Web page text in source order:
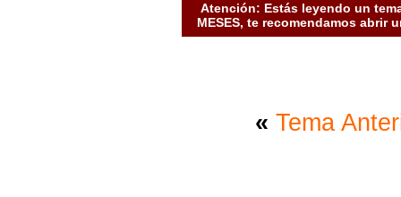
Atención: Estás leyendo un
MESES, te recomendamos abrir
« Tema